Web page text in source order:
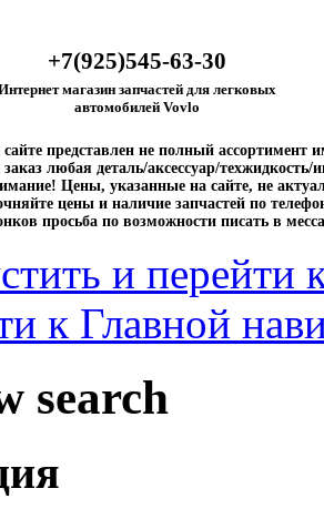
+7(925)545-63-30
магазин запчастей для легковых
автомобилей Vovlo
представлен не полный ассортимент
любая деталь/аксессуар/техжидкость/
Цены, указанные на сайте, не
цены и наличие запчастей по
просьба по возможности писать в
и перейти
к Главной
search